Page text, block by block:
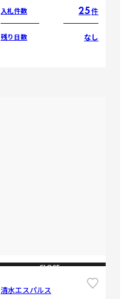
入札件数 25件
残り日数 なし
CLOSE
清水エスパルス